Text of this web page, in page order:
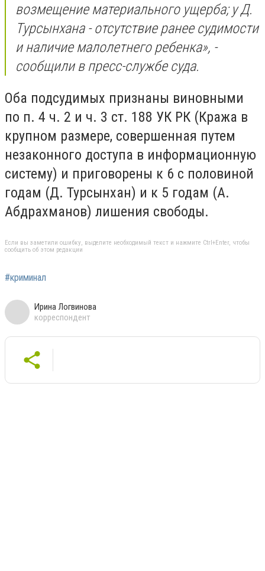
возмещение материального ущерба; у Д.
Турсынхана - отсутствие ранее судимости
и наличие малолетнего ребенка», -
сообщили в пресс-службе суда.
Оба подсудимых признаны виновными
по п. 4 ч. 2 и ч. 3 ст. 188 УК РК (Кража в
крупном размере, совершенная путем
незаконного доступа в информационную
систему) и приговорены к 6 с половиной
годам (Д. Турсынхан) и к 5 годам (А.
Абдрахманов) лишения свободы.
Если вы заметили ошибку, выделите необходимый текст и нажмите Ctrl+Enter, чтобы
сообщить об этом редакции
#криминал
Ирина Логвинова
корреспондент